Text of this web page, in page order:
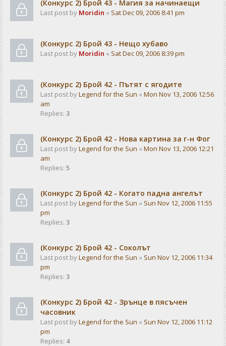
(Конкурс 2) Брой 43 - Магия за начинаещи
Last post by Moridin « Sat Dec 09, 2006 8:41 pm
(Конкурс 2) Брой 43 - Нещо хубаво
Last post by Moridin « Sat Dec 09, 2006 8:39 pm
(Конкурс 2) Брой 42 - Пътят с ягодите
Last post byLegend for the Sun « Mon Nov 13, 2006 12:56
am
Replies: 3
(Конкурс 2) Брой 42 - Нова картина за г-н Фог
Last post byLegend for the Sun « Mon Nov 13, 2006 12:21
am
Replies: 5
(Конкурс 2) Брой 42 - Когато падна ангелът
Last post byLegend for the Sun « Sun Nov 12, 2006 11:55
pm
Replies: 3
(Конкурс 2) Брой 42 - Соколът
Last post byLegend for the Sun « Sun Nov 12, 2006 11:34
pm
Replies: 3
(Конкурс 2) Брой 42 - Зрънце в пясъчен
часовник
Last post byLegend for the Sun « Sun Nov 12, 2006 11:12
pm
Replies: 4